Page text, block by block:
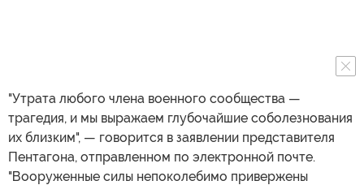
"Утрата любого члена военного сообщества —
трагедия, и мы выражаем глубочайшие соболезнования
их близким", — говорится в заявлении представителя
Пентагона, отправленном по электронной почте.
"Вооруженные силы непоколебимо привержены